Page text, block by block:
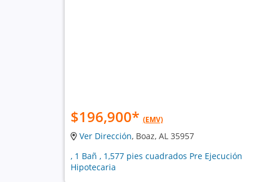
$196,900* (EMV)
Ver Dirección, Boaz, AL 35957
, 1 Bañ , 1,577 pies cuadrados Pre Ejecución
Hipotecaria